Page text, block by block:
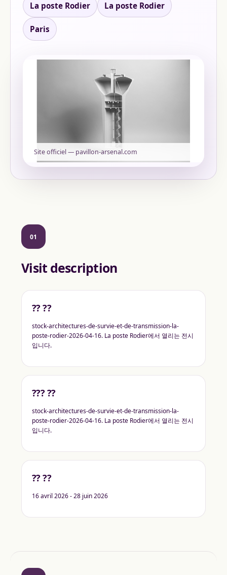
La poste Rodier La poste Rodier
Paris
Site officiel — pavillon-arsenal.com
01
Visit description
?? ??
stock-architectures-de-survie-et-de-transmission-la-
poste-rodier-2026-04-16. La poste Rodier에서 열리는 전시
입니다.
??? ??
stock-architectures-de-survie-et-de-transmission-la-
poste-rodier-2026-04-16. La poste Rodier에서 열리는 전시
입니다.
?? ??
16 avril 2026 - 28 juin 2026